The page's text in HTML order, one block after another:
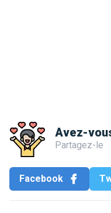
Avez-
Partagez-le
Facebook